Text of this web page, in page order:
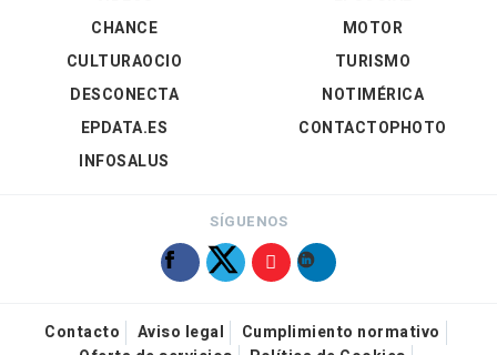
CHANCE
CULTURAOCIO
DESCONECTA
EPDATA.ES
INFOSALUS
MOTOR
TURISMO
NOTIMÉRICA
CONTACTOPHOTO
SÍGUENOS
Contacto Aviso legal
Cumplimiento normativo